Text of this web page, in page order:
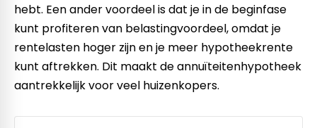
hebt. Een ander voordeel is dat je in de beginfase
kunt profiteren van belastingvoordeel, omdat je
rentelasten hoger zijn en je meer hypotheekrente
kunt aftrekken. Dit maakt de annuïteitenhypotheek
aantrekkelijk voor veel huizenkopers.